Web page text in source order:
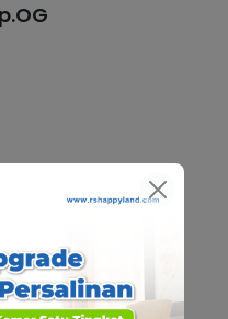
dan
Land di